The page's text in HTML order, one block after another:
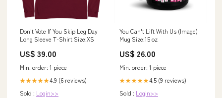
Don't Vote If You Skip Leg Day
Long Sleeve T-Shirt Size:XS
US$ 39.00
Min. order: 1 piece
★★★★★4.9 (6 reviews)
Sold : Login>>
You Can't Lift With Us (Image)
Mug Size:15 oz
US$ 26.00
Min. order: 1 piece
★★★★★4.5 (9 reviews)
Sold : Login>>